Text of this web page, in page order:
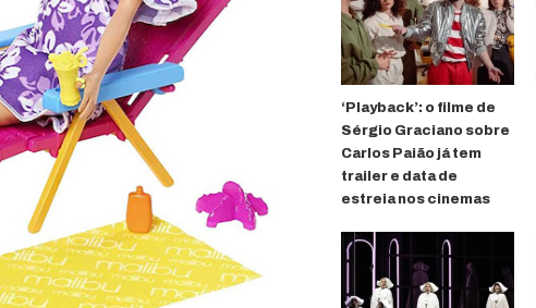
‘Playback’: o filme de
Sérgio Graciano sobre
Carlos Paião já tem
trailer e data de
estreia nos cinemas